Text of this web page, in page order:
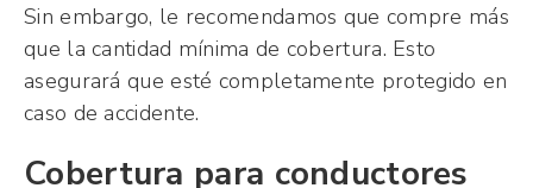
Sin embargo, le recomendamos que compre más
que la cantidad mínima de cobertura. Esto
asegurará que esté completamente protegido en
caso de accidente.
Cobertura para conductores